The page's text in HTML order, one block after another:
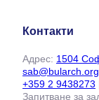
Контакти
Адрес: 1504
sab@bularch.org
+359 2 9438273
Запитване за